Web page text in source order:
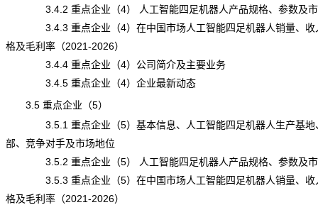
3.4.2 重点企业（4） 人工智能四足机器人产品规格、参数及市
3.4.3 重点企业（4）在中国市场人工智能四足机器人销量、收
格及毛利率（2021-2026）
3.4.4 重点企业（4）公司简介及主要业务
3.4.5 重点企业（4）企业最新动态
3.5 重点企业（5）
3.5.1 重点企业（5）基本信息、人工智能四足机器人生产基地
部、竞争对手及市场地位
3.5.2 重点企业（5） 人工智能四足机器人产品规格、参数及市
3.5.3 重点企业（5）在中国市场人工智能四足机器人销量、收
格及毛利率（2021-2026）